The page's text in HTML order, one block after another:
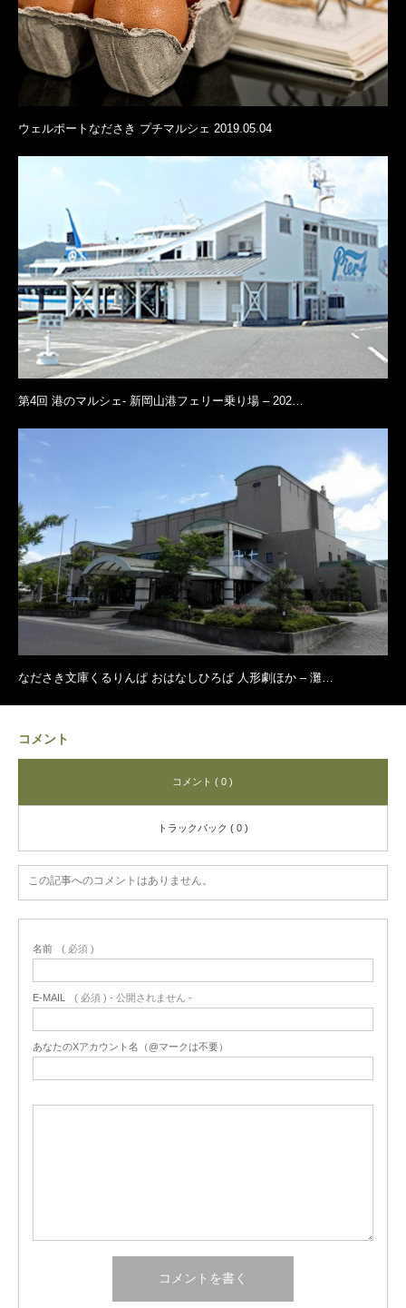
ウェルポートなださき プチマルシェ 2019.05.04
第4回 港のマルシェ- 新岡山港フェリー乗り場 – 202…
なださき文庫くるりんぱ おはなしひろば 人形劇ほか – 灘…
コメント
コメント ( 0 )
トラックバック ( 0 )
この記事へのコメントはありません。
名前 ( 必須 )
E-MAIL ( 必須 ) - 公開されません -
あなたのXアカウント名（@マークは不要）